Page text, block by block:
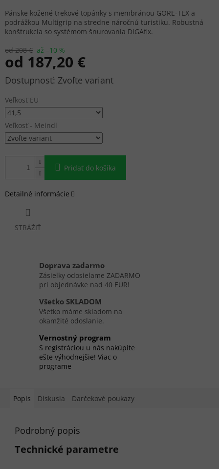
od 208 € až –10 %
od 187,20 €
Jednotková
Zvoľte variant
Veľkosť EU
Veľkosť - Meindl
Pridať do košíka
Pánske kožené trekové topánky s membránou GORE-TEX a
podrážkou Multigrip na stredne náročnú turistiku. Robustná
konštrukcia so systémom šnurovania DiGAfix.
Detailné informácie
STRÁŽIŤ
Doprava zadarmo
Zásielky odosielame ZADARMO
pri objednávke nad 40 EUR!
Všetko SKLADOM
Všetko máme skladom na
okamžité odoslanie.
Vernostný program
S registráciou u nás nakúpite
ešte výhodnejšie! Viac o
programe
Popis Diskusia Darčekové poukazy
Podrobný popis
Technické parametre